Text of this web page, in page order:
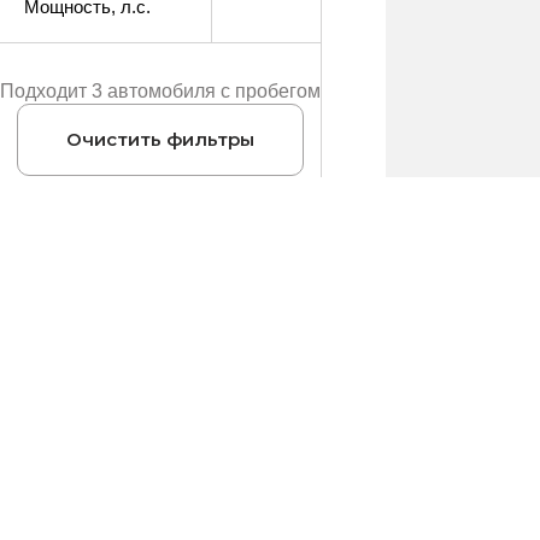
Мощность, л.с.
Подходит 3 автомобиля с пробегом
Очистить фильтры